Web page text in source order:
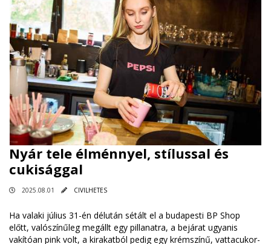
Nyár tele élménnyel, stílussal és
cukisággal
2025.08.01 CIVILHETES
Ha valaki július 31-én délután sétált el a budapesti BP Shop
előtt, valószínűleg megállt egy pillanatra, a bejárat ugyanis
vakítóan pink volt, a kirakatból pedig egy krémszínű, vattacukor-